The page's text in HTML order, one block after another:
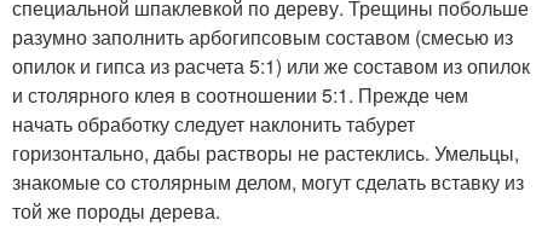
специальной шпаклевкой по дереву. Трещины побольше
разумно заполнить арбогипсовым составом (смесью из
опилок и гипса из расчета 5:1) или же составом из опилок
и столярного клея в соотношении 5:1. Прежде чем
начать обработку следует наклонить табурет
горизонтально, дабы растворы не растеклись. Умельцы,
знакомые со столярным делом, могут сделать вставку из
той же породы дерева.